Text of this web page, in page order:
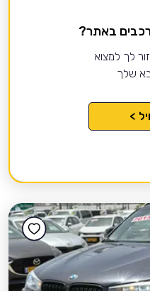
באתר?
לך למצוא
שלך
>